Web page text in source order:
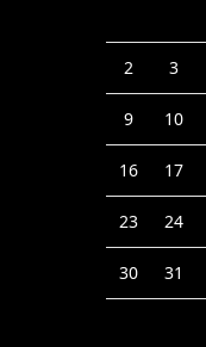
2 3
9 10
16 17
23 24
30 31